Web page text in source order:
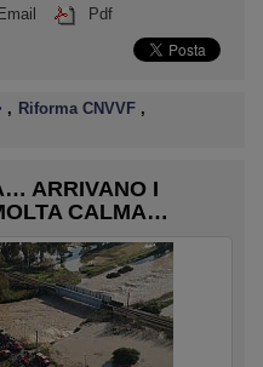
Email Pdf
, Riforma CNVVF ,
ARRIVANO I
CALMA…